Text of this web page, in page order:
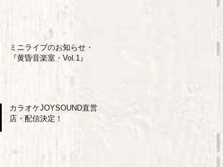
ミニライブのお知らせ・
『黄昏音楽室・Vol.1』
カラオケJOYSOUND直営
店・配信決定！